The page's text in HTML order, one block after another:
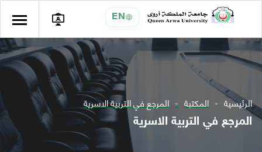
EN
الرئيسية المكتبة المرجع في التربية الاسرية
المرجع في التربية الاسرية